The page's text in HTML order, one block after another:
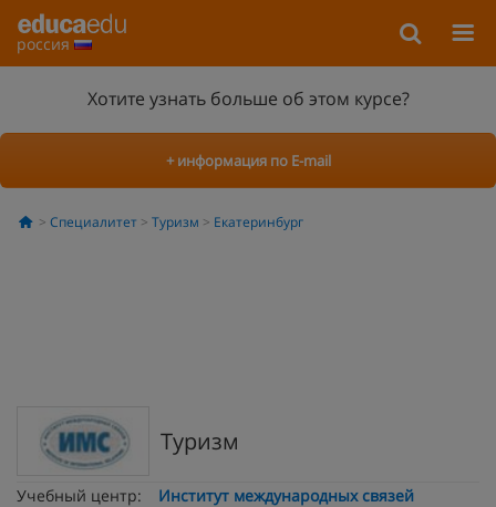
россия
Хотите узнать больше об этом курсе?
+ информация по E-mail
Специалитет Туризм Екатеринбург
Туризм
Учебный центр:
Институт международных связей